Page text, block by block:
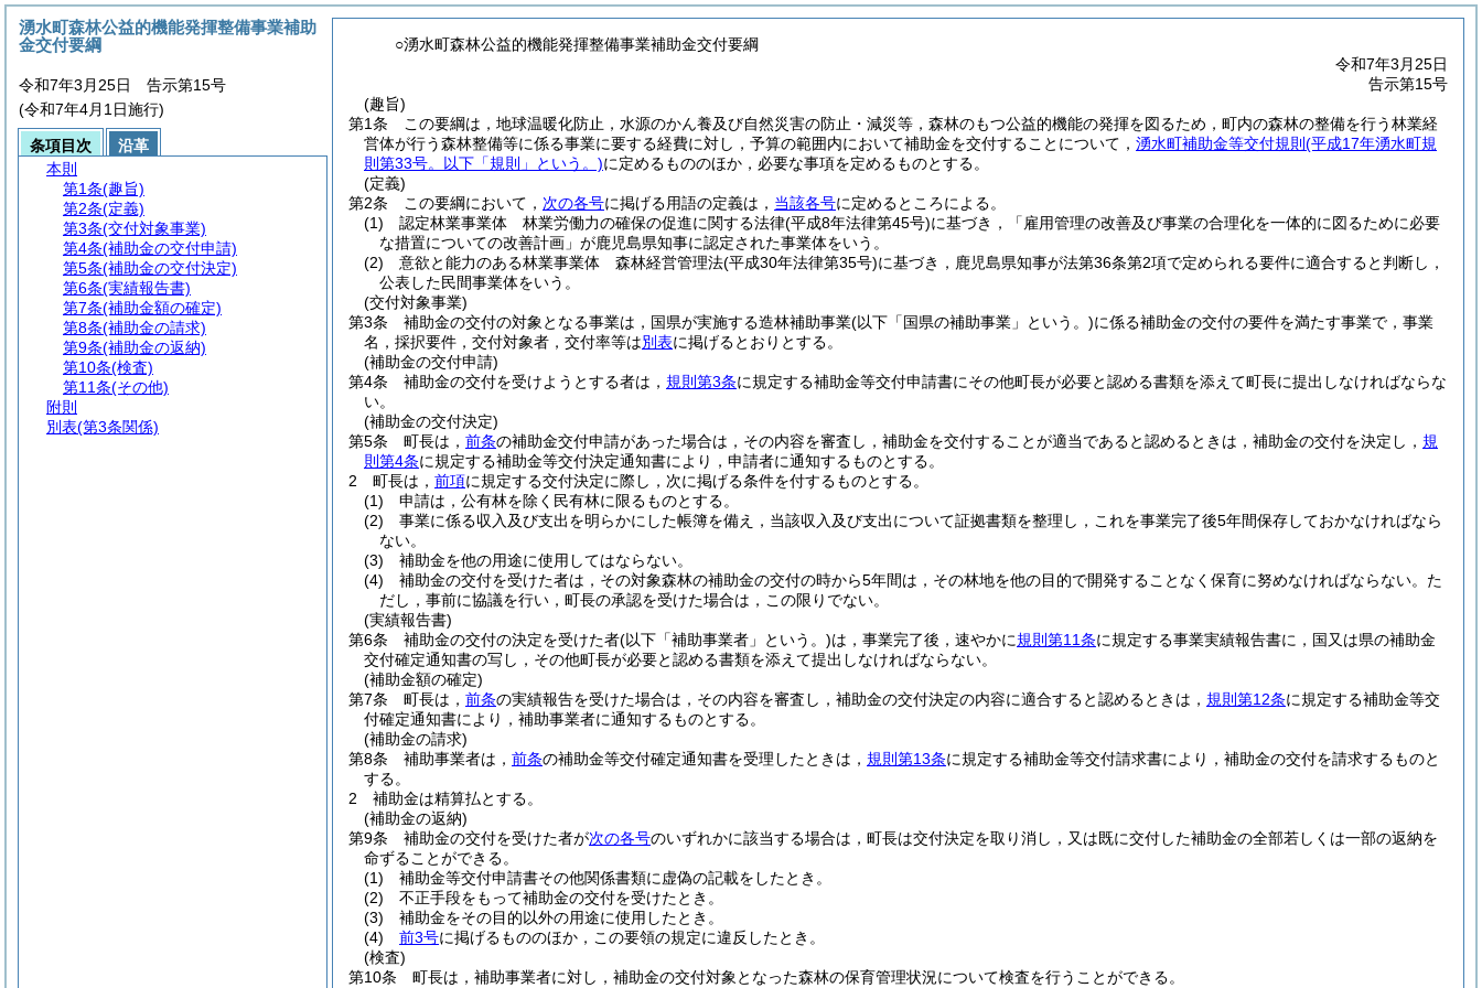
○湧水町森林公益的機能発揮整備事業補助金交付要綱
令和7年3月25日
告示第15号
(趣旨)
第1条
この要綱は，地球温暖化防止，水源のかん養及び自然災害の防止・減災等，森林のもつ公益的機能の発揮を図るため，町内の森林の整備を行う林業経
営体が行う森林整備等に係る事業に要する経費に対し，予算の範囲内において補助金を交付することについて， 湧水町補助金等交付規則 (平成17年湧水町規
則第33号。以下「規則」という。)に定めるもののほか，必要な事項を定めるものとする。
(定義)
第2条
この要綱において， 次の各号に掲げる用語の定義は， 当該各号に定めるところによる。
(1)
認定林業事業体 林業労働力の確保の促進に関する法律(平成8年法律第45号)に基づき，「雇用管理の改善及び事業の合理化を一体的に図るために必要
な措置についての改善計画」が鹿児島県知事に認定された事業体をいう。
(2)
意欲と能力のある林業事業体 森林経営管理法(平成30年法律第35号)に基づき，鹿児島県知事が法第36条第2項で定められる要件に適合すると判断し，
公表した民間事業体をいう。
(交付対象事業)
第3条
補助金の交付の対象となる事業は，国県が実施する造林補助事業(以下「国県の補助事業」という。)に係る補助金の交付の要件を満たす事業で，事業
名，採択要件，交付対象者，交付率等は別表に掲げるとおりとする。
(補助金の交付申請)
第4条
補助金の交付を受けようとする者は， 規則第3条に規定する補助金等交付申請書にその他町長が必要と認める書類を添えて町長に提出しなければならな
い。
(補助金の交付決定)
第5条
町長は， 前条の補助金交付申請があった場合は，その内容を審査し，補助金を交付することが適当であると認めるときは，補助金の交付を決定し， 規
則第4条に規定する補助金等交付決定通知書により，申請者に通知するものとする。
2
町長は， 前項に規定する交付決定に際し，次に掲げる条件を付するものとする。
(1)
申請は，公有林を除く民有林に限るものとする。
(2)
事業に係る収入及び支出を明らかにした帳簿を備え，当該収入及び支出について証拠書類を整理し，これを事業完了後5年間保存しておかなければなら
ない。
(3)
補助金を他の用途に使用してはならない。
(4)
補助金の交付を受けた者は，その対象森林の補助金の交付の時から5年間は，その林地を他の目的で開発することなく保育に努めなければならない。 た
だし，事前に協議を行い，町長の承認を受けた場合は，この限りでない。
(実績報告書)
第6条
補助金の交付の決定を受けた者(以下「補助事業者」という。)は，事業完了後，速やかに規則第11条に規定する事業実績報告書に，国又は県の補助金
交付確定通知書の写し，その他町長が必要と認める書類を添えて提出しなければならない。
(補助金額の確定)
第7条
町長は， 前条の実績報告を受けた場合は，その内容を審査し，補助金の交付決定の内容に適合すると認めるときは， 規則第12条に規定する補助金等交
付確定通知書により，補助事業者に通知するものとする。
(補助金の請求)
第8条
補助事業者は， 前条の補助金等交付確定通知書を受理したときは， 規則第13条に規定する補助金等交付請求書により，補助金の交付を請求するものと
する。
2
補助金は精算払とする。
(補助金の返納)
第9条
補助金の交付を受けた者が次の各号のいずれかに該当する場合は，町長は交付決定を取り消し，又は既に交付した補助金の全部若しくは一部の返納を
命ずることができる。
(1)
補助金等交付申請書その他関係書類に虚偽の記載をしたとき。
(2)
不正手段をもって補助金の交付を受けたとき。
(3)
補助金をその目的以外の用途に使用したとき。
(4)
前3号に掲げるもののほか，この要領の規定に違反したとき。
(検査)
第10条
町長は，補助事業者に対し，補助金の交付対象となった森林の保育管理状況について検査を行うことができる。
湧水町森林公益的機能発揮整備事業補助
金交付要綱
令和7年3月25日 告示第15号
(令和7年4月1日施行)
条項目次
沿革
本則
第1条(趣旨)
第2条(定義)
第3条(交付対象事業)
第4条(補助金の交付申請)
第5条(補助金の交付決定)
第6条(実績報告書)
第7条(補助金額の確定)
第8条(補助金の請求)
第9条(補助金の返納)
第10条(検査)
第11条(その他)
附則
別表(第3条関係)